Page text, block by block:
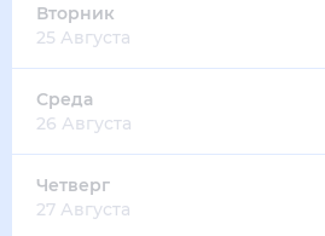
Вторник
25 Августа
Среда
26 Августа
Четверг
27 Августа